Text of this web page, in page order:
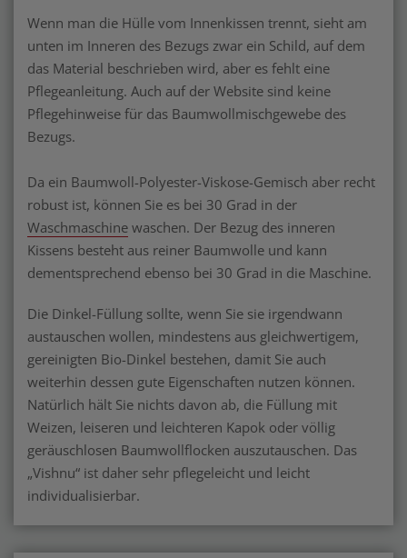
Wenn man die Hülle vom Innenkissen trennt, sieht am
unten im Inneren des Bezugs zwar ein Schild, auf dem
das Material beschrieben wird, aber es fehlt eine
Pflegeanleitung. Auch auf der Website sind keine
Pflegehinweise für das Baumwollmischgewebe des
Bezugs.
Da ein Baumwoll-Polyester-Viskose-Gemisch aber recht
robust ist, können Sie es bei 30 Grad in der
Waschmaschine waschen. Der Bezug des inneren
Kissens besteht aus reiner Baumwolle und kann
dementsprechend ebenso bei 30 Grad in die Maschine.
Die Dinkel-Füllung sollte, wenn Sie sie irgendwann
austauschen wollen, mindestens aus gleichwertigem,
gereinigten Bio-Dinkel bestehen, damit Sie auch
weiterhin dessen gute Eigenschaften nutzen können.
Natürlich hält Sie nichts davon ab, die Füllung mit
Weizen, leiseren und leichteren Kapok oder völlig
geräuschlosen Baumwollflocken auszutauschen. Das
„Vishnu“ ist daher sehr pflegeleicht und leicht
individualisierbar.